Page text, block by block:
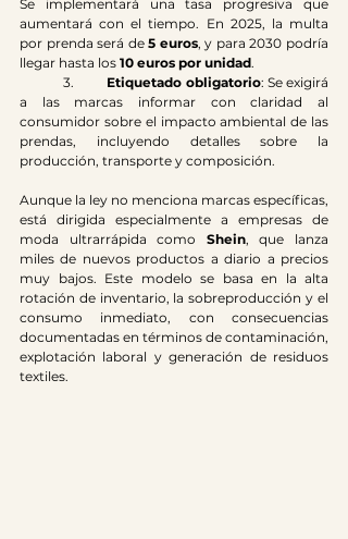
Se implementará una tasa progresiva que
aumentará con el tiempo. En 2025, la multa
por prenda será de 5 euros, y para 2030 podría
llegar hasta los 10 euros por unidad.
Etiquetado obligatorio: Se exigirá
a las marcas informar con claridad al
consumidor sobre el impacto ambiental de las
prendas, incluyendo detalles sobre la
producción, transporte y composición.
Aunque la ley no menciona marcas específicas,
está dirigida especialmente a empresas de
moda ultrarrápida como Shein, que lanza
miles de nuevos productos a diario a precios
muy bajos. Este modelo se basa en la alta
rotación de inventario, la sobreproducción y el
consumo inmediato, con consecuencias
documentadas en términos de contaminación,
explotación laboral y generación de residuos
textiles.